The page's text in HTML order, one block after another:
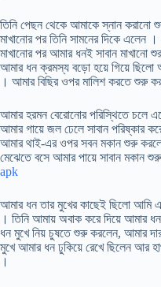
তিনি পেছন থেকে আমাকে স্নান করানো
মাখানোর পর তিনি সামনের দিকে এলেন
মাখানোর পর আমার ধনই সাবান মাখানো
আমার ধন ক্রমস্য বড়ো হয়ে গিয়ে ছিলো
। আমার বিছির ওপর মালিশ করতে শুরু
আমার হরমন বেরোনোর পরিস্থিতে চলে
আমার গায়ে জল ঢেলে সাবান পরিষ্কার
আমার থাই-এর ওপর সবন মকান শুরু
মেঝেতে বসে আমার পায়ে সাবান মকান
apk
আমার ধন তার মুখের কাছেই ছিলো আমি
। তিনি আমায় অবাক করে দিয়ে আমার
ধন মুখে নিয় চুষতে শুরু করলেন, আমার
মুখে আমার ধন ঢুকিয়ে রেখে ছিলেন আর
।